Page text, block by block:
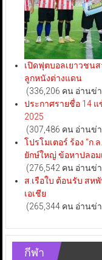
เปิดฟุตบอลเยาวชน
ลูกหนังต่างแดน
(336,206 คน อ่านข่
ประกาศรายชื่อ 14
2025
(307,486 คน อ่านข่
โปรโมเตอร์ ร้อง “ก
ยักษ์ใหญ่ ข้อหาปลอม
(276,542 คน อ่านข่
ส.เรือใบ ต้อนรับ สห
เอเชีย
(265,344 คน อ่านข่
กีฬา